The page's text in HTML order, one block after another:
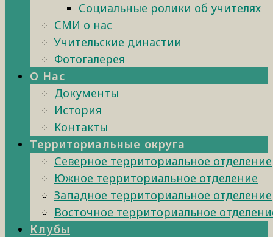
Социальные ролики об учителях
СМИ о нас
Учительские династии
Фотогалерея
О Нас
Документы
История
Контакты
Территориальные округа
Северное территориальное отделение
Южное территориальное отделение
Западное территориальное отделение
Восточное территориальное
Клубы